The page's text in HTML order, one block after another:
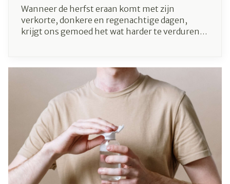
Wanneer de herfst eraan komt met zijn
verkorte, donkere en regenachtige dagen,
krijgt ons gemoed het wat harder te verduren.
apotheek.